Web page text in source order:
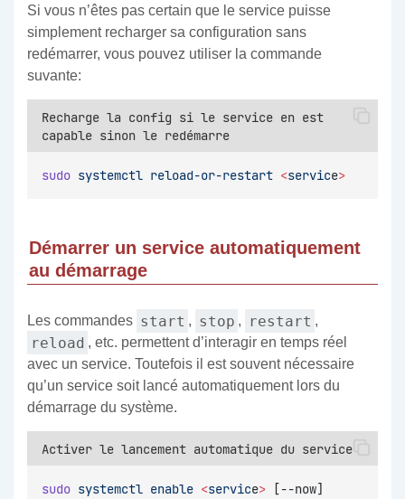
Si vous n’êtes pas certain que le service puisse
simplement recharger sa configuration sans
redémarrer, vous pouvez utiliser la commande
suvante:
Recharge la config si le service en est
capable sinon le redémarre
sudo systemctl reload-or-restart <service>
Démarrer un service automatiquement
au démarrage
Les commandes start , stop , restart ,
reload , etc. permettent d’interagir en temps réel
avec un service. Toutefois il est souvent nécessaire
qu’un service soit lancé automatiquement lors du
démarrage du système.
Activer le lancement automatique du service
sudo systemctl enable <service> [--now]